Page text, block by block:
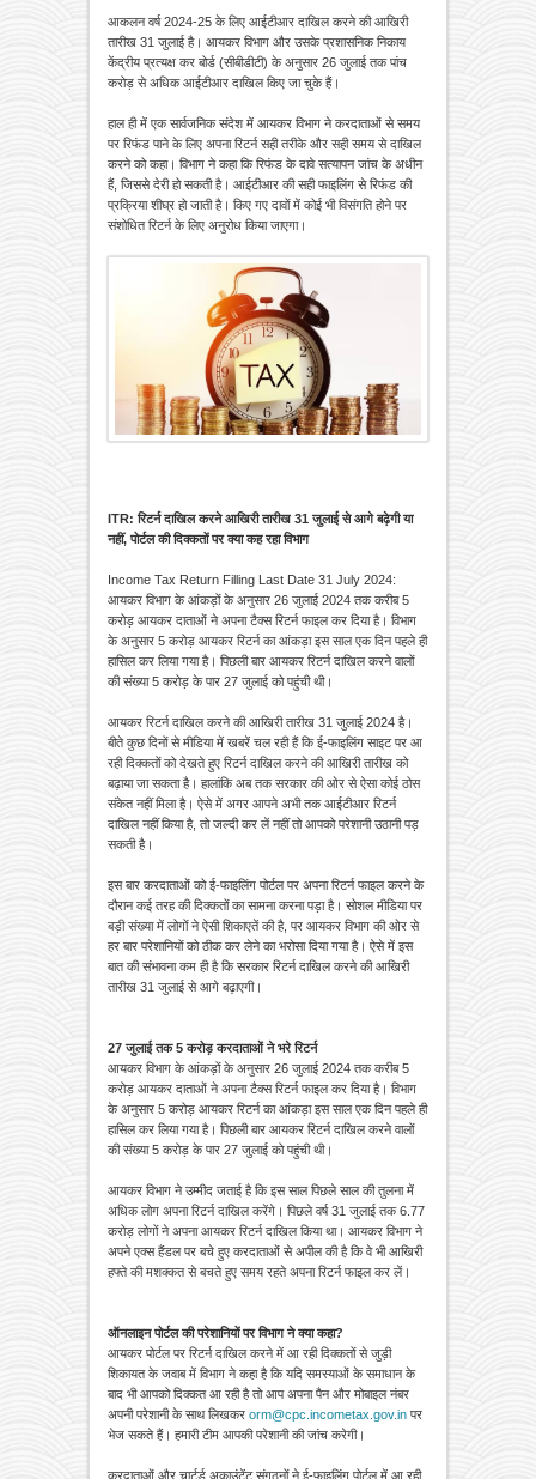
आकलन वर्ष 2024-25 के लिए आईटीआर दाखिल करने की आखिरी
तारीख 31 जुलाई है। आयकर विभाग और उसके प्रशासनिक निकाय
केंद्रीय प्रत्यक्ष कर बोर्ड (सीबीडीटी) के अनुसार 26 जुलाई तक पांच
करोड़ से अधिक आईटीआर दाखिल किए जा चुके हैं।
हाल ही में एक सार्वजनिक संदेश में आयकर विभाग ने करदाताओं से समय
पर रिफंड पाने के लिए अपना रिटर्न सही तरीके और सही समय से दाखिल
करने को कहा। विभाग ने कहा कि रिफंड के दावे सत्यापन जांच के अधीन
हैं, जिससे देरी हो सकती है। आईटीआर की सही फाइलिंग से रिफंड की
प्रक्रिया शीघ्र हो जाती है। किए गए दावों में कोई भी विसंगति होने पर
संशोधित रिटर्न के लिए अनुरोध किया जाएगा।
ITR: रिटर्न दाखिल करने आखिरी तारीख 31 जुलाई से आगे बढ़ेगी या
नहीं, पोर्टल की दिक्कतों पर क्या कह रहा विभाग
Income Tax Return Filling Last Date 31 July 2024:
आयकर विभाग के आंकड़ों के अनुसार 26 जुलाई 2024 तक करीब 5
करोड़ आयकर दाताओं ने अपना टैक्स रिटर्न फाइल कर दिया है। विभाग
के अनुसार 5 करोड़ आयकर रिटर्न का आंकड़ा इस साल एक दिन पहले ही
हासिल कर लिया गया है। पिछली बार आयकर रिटर्न दाखिल करने वालों
की संख्या 5 करोड़ के पार 27 जुलाई को पहुंची थी।
आयकर रिटर्न दाखिल करने की आखिरी तारीख 31 जुलाई 2024 है।
बीते कुछ दिनों से मीडिया में खबरें चल रही हैं कि ई-फाइलिंग साइट पर आ
रही दिक्कतों को देखते हुए रिटर्न दाखिल करने की आखिरी तारीख को
बढ़ाया जा सकता है। हालांकि अब तक सरकार की ओर से ऐसा कोई ठोस
संकेत नहीं मिला है। ऐसे में अगर आपने अभी तक आईटीआर रिटर्न
दाखिल नहीं किया है, तो जल्दी कर लें नहीं तो आपको परेशानी उठानी पड़
सकती है।
इस बार करदाताओं को ई-फाइलिंग पोर्टल पर अपना रिटर्न फाइल करने के
दौरान कई तरह की दिक्कतों का सामना करना पड़ा है। सोशल मीडिया पर
बड़ी संख्या में लोगों ने ऐसी शिकाएतें की है, पर आयकर विभाग की ओर से
हर बार परेशानियों को ठीक कर लेने का भरोसा दिया गया है। ऐसे में इस
बात की संभावना कम ही है कि सरकार रिटर्न दाखिल करने की आखिरी
तारीख 31 जुलाई से आगे बढ़ाएगी।
27 जुलाई तक 5 करोड़ करदाताओं ने भरे रिटर्न
आयकर विभाग के आंकड़ों के अनुसार 26 जुलाई 2024 तक करीब 5
करोड़ आयकर दाताओं ने अपना टैक्स रिटर्न फाइल कर दिया है। विभाग
के अनुसार 5 करोड़ आयकर रिटर्न का आंकड़ा इस साल एक दिन पहले ही
हासिल कर लिया गया है। पिछली बार आयकर रिटर्न दाखिल करने वालों
की संख्या 5 करोड़ के पार 27 जुलाई को पहुंची थी।
आयकर विभाग ने उम्मीद जताई है कि इस साल पिछले साल की तुलना में
अधिक लोग अपना रिटर्न दाखिल करेंगे। पिछले वर्ष 31 जुलाई तक 6.77
करोड़ लोगों ने अपना आयकर रिटर्न दाखिल किया था। आयकर विभाग ने
अपने एक्स हैंडल पर बचे हुए करदाताओं से अपील की है कि वे भी आखिरी
हफ्ते की मशक्कत से बचते हुए समय रहते अपना रिटर्न फाइल कर लें।
ऑनलाइन पोर्टल की परेशानियों पर विभाग ने क्या कहा?
आयकर पोर्टल पर रिटर्न दाखिल करने में आ रही दिक्कतों से जुड़ी
शिकायत के जवाब में विभाग ने कहा है कि यदि समस्याओं के समाधान के
बाद भी आपको दिक्कत आ रही है तो आप अपना पैन और मोबाइल नंबर
अपनी परेशानी के साथ लिखकर orm@cpc.incometax.gov.in पर
भेज सकते हैं। हमारी टीम आपकी परेशानी की जांच करेगी।
करदाताओं और चार्टर्ड अकाउंटेंट संगठनों ने ई-फाइलिंग पोर्टल में आ रही